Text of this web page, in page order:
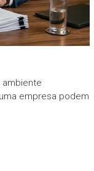
ambiente
empresa podem